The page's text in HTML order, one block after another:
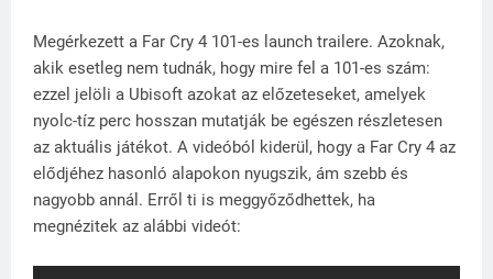
Megérkezett a Far Cry 4 101-es launch trailere. Azoknak,
akik esetleg nem tudnák, hogy mire fel a 101-es szám:
ezzel jelöli a Ubisoft azokat az előzeteseket, amelyek
nyolc-tíz perc hosszan mutatják be egészen részletesen
az aktuális játékot. A videóból kiderül, hogy a Far Cry 4 az
elődjéhez hasonló alapokon nyugszik, ám szebb és
nagyobb annál. Erről ti is meggyőződhettek, ha
megnézitek az alábbi videót: